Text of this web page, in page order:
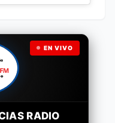
EN VIVO
RADIO